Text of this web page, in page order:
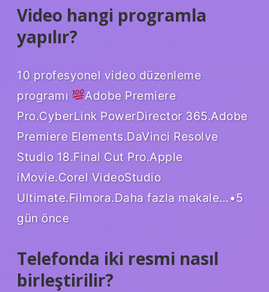
Video hangi programla
yapılır?
10 profesyonel video düzenleme
programı
Adobe Premiere
Pro.CyberLink PowerDirector 365.Adobe
Premiere Elements.DaVinci Resolve
Studio 18.Final Cut Pro.Apple
iMovie.Corel VideoStudio
Ultimate.Filmora.Daha fazla makale…•5
gün önce
Telefonda iki resmi nasıl
birleştirilir?